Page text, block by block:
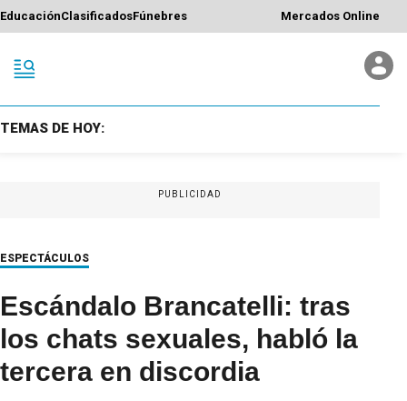
EducaciónClasificadosFúnebres Mercados Online
TEMAS DE HOY:
PUBLICIDAD
ESPECTÁCULOS
Escándalo Brancatelli: tras
los chats sexuales, habló la
tercera en discordia